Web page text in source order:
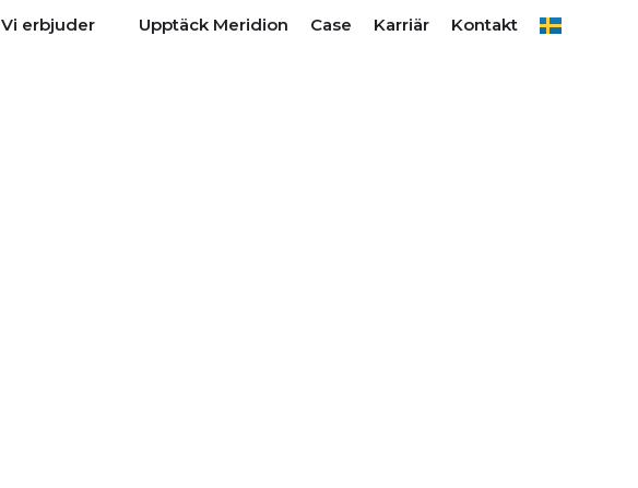
Vi erbjuder OPEN VI ERBJUDER
Upptäck Meridion Case Karriär Kontakt